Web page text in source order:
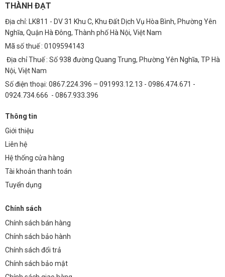
Chi phí bảo trì: Đèn LED ít hỏng hóc, giảm thiểu chi phí bảo trì và
thay thế.
Kết quả: Sau 5 năm, tổng chi phí sở hữu (TCO) của đèn LED Philips
BRP373 300W thấp hơn đáng kể so với đèn truyền thống, mang lại lợi
ích kinh tế vượt trội.
5. Hướng Dẫn Lắp Đặt
bước sau:
Ngắt nguồn điện trước khi lắp đặt.
Gắn đèn vào cần đèn hoặc tay đỡ chắc chắn.
Đấu nối dây điện đúng cách (pha, trung tính, tiếp địa).
quá trình lắp đặt.
6. Câu Hỏi Thường Gặp (FAQ)
1. Đèn đường Philips BRP373 300W có chống sét
không?
THÀNH ĐẠT
Địa chỉ: LK811 - DV 31 Khu C, Khu Đất Dịch Vụ Hòa Bình, Phường Yên
Nghĩa, Quận Hà Đông, Thành phố Hà Nội, Việt Nam
Mã số thuế : 0109594143
Địa chỉ Thuế : Số 938 đường Quang Trung, Phường Yên Nghĩa, TP Hà
Nội, Việt Nam
Số điện thoại: 0867.224.396 – 091993.12.13 - 0986.474.671 -
0924.734.666 - 0867.933.396
Thông tin
Giới thiệu
Liên hệ
Hệ thống cửa hàng
Tài khoản thanh toán
Tuyển dụng
Chính sách
Chính sách bán hàng
Chính sách bảo hành
Chính sách đổi trả
Chính sách bảo mật